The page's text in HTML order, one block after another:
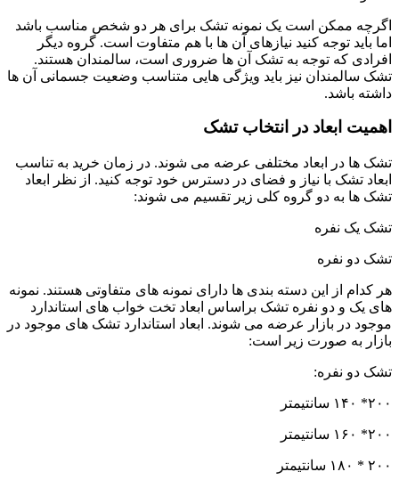
اگرچه ممکن است یک نمونه تشک برای هر دو شخص مناسب باشد
اما باید توجه کنید نیازهای آن ها با هم متفاوت است. گروه دیگر
افرادی که توجه به تشک آن ها ضروری است، سالمندان هستند.
تشک سالمندان نیز باید ویژگی هایی متناسب وضعیت جسمانی آن ها
داشته باشد.
اهمیت ابعاد در انتخاب تشک
تشک ها در ابعاد مختلفی عرضه می شوند. در زمان خرید به تناسب
ابعاد تشک با نیاز و فضای در دسترس خود توجه کنید. از نظر ابعاد
تشک ها به دو گروه کلی زیر تقسیم می شوند:
تشک یک نفره
تشک دو نفره
هر کدام از این دسته بندی ها دارای نمونه های متفاوتی هستند. نمونه
های یک و دو نفره تشک براساس ابعاد تخت خواب های استاندارد
موجود در بازار عرضه می شوند. ابعاد استاندارد تشک های موجود در
بازار به صورت زیر است:
تشک دو نفره:
۲۰۰* ۱۴۰ سانتیمتر
۲۰۰* ۱۶۰ سانتیمتر
۲۰۰ * ۱۸۰ سانتیمتر